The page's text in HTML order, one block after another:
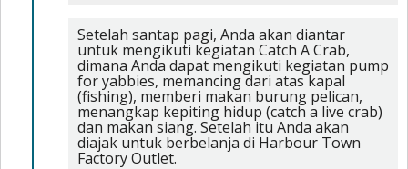
Setelah santap pagi, Anda akan diantar
untuk mengikuti kegiatan Catch A Crab,
dimana Anda dapat mengikuti kegiatan pump
for yabbies, memancing dari atas kapal
(fishing), memberi makan burung pelican,
menangkap kepiting hidup (catch a live crab)
dan makan siang. Setelah itu Anda akan
diajak untuk berbelanja di Harbour Town
Factory Outlet.